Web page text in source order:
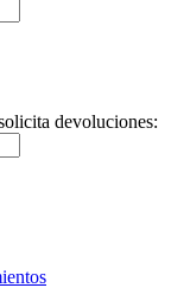
devoluciones: